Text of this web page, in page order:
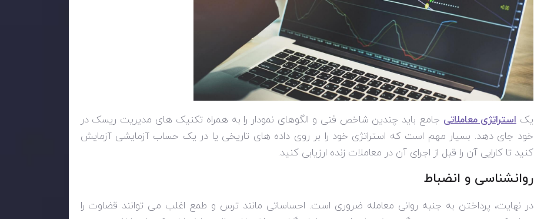
یکاستراتژی معاملاتی جامع باید چندین شاخص فنی و الگوهای نمودار را به همراه تکنیک های مدیریت ریسک در
خود جای دهد. بسیار مهم است که استراتژی خود را بر روی داده های تاریخی یا در یک حساب آزمایشی آزمایش
کنید تا کارایی آن را قبل از اجرای آن در معاملات زنده ارزیابی کنید.
روانشناسی و انضباط
در نهایت، پرداختن به جنبه روانی معامله ضروری است. احساساتی مانند ترس و طمع اغلب می توانند قضاوت را